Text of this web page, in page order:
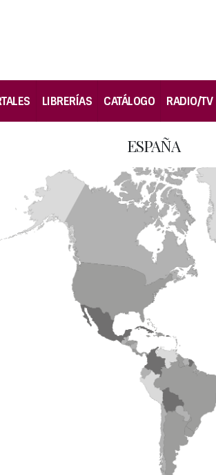
LIBRERÍAS CATÁLOGO RADIO/TV
ESPAÑA